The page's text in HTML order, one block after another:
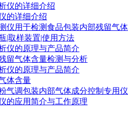
仪的详细介绍
的详细介绍
仪用于检测食品包装内部残留气
|取样装置|使用方法
仪的原理与产品简介
留气体含量检测与分析
仪的原理与产品简介
体含量
气调包装内部气体成分控制专用
的应用简介与工作原理